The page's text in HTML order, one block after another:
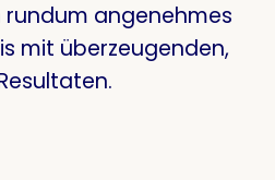
rundum angenehmes
mit überzeugenden,
.